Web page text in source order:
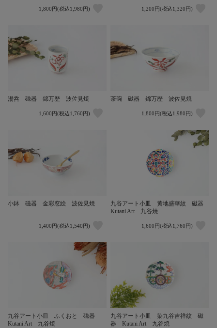
1,800円(税込1,980円) 1,200円(税込1,320円)
湯呑 磁器 錦万歴 波佐見焼
1,600円(税込1,760円)
茶碗 磁器 錦万歴 波佐見焼
1,800円(税込1,980円)
小鉢 磁器 金彩窓絵 波佐見焼
1,400円(税込1,540円)
九谷アート小皿 黄地盛華紋 磁器
Kutani Art 九谷焼
1,600円(税込1,760円)
九谷アート小皿 ふくおと 磁器
Kutani Art 九谷焼
九谷アート小皿 染九谷吉祥紋 磁
器 Kutani Art 九谷焼